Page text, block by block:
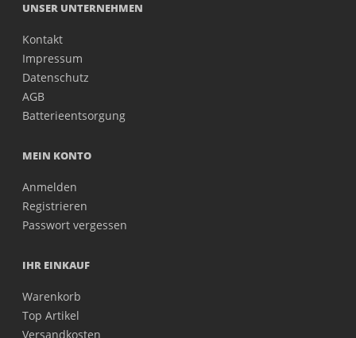
UNSER UNTERNEHMEN
Kontakt
Impressum
Datenschutz
AGB
Batterieentsorgung
MEIN KONTO
Anmelden
Registrieren
Passwort vergessen
IHR EINKAUF
Warenkorb
Top Artikel
Versandkosten